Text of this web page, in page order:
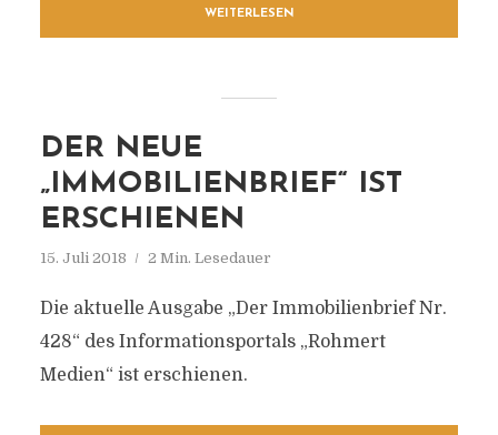
WEITERLESEN
DER NEUE
„IMMOBILIENBRIEF“ IST
ERSCHIENEN
15. Juli 2018 2 Min. Lesedauer
Die aktuelle Ausgabe „Der Immobilienbrief Nr.
428“ des Informationsportals „Rohmert
Medien“ ist erschienen.